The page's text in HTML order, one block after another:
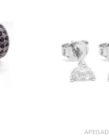
Añadir
a la
lista
de
deseos